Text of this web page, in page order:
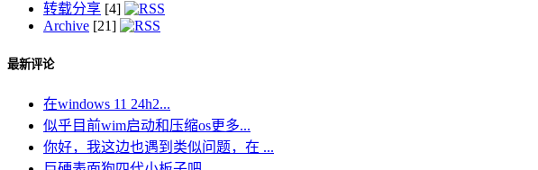
转载分享 [4]
Archive [21]
最新评论
在windows 11 24h2...
似乎目前wim启动和压缩os更多...
你好，我这边也遇到类似问题，在 ...